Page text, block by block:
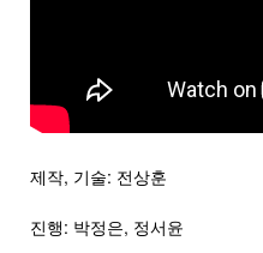
제작, 기술: 전상훈
진행: 박정은, 정서윤